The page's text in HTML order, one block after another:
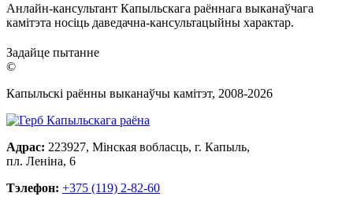
Анлайн-кансультант Капыльскага раённага выканаўчага
камітэта носіць даведачна-кансультацыйны характар.
Задайце пытанне
©
Капыльскі раённы выканаўчы камітэт, 2008-2026
Адрас: 223927, Мінская вобласць, г. Капыль,
пл. Леніна, 6
Тэлефон: +375 (119) 2-82-60